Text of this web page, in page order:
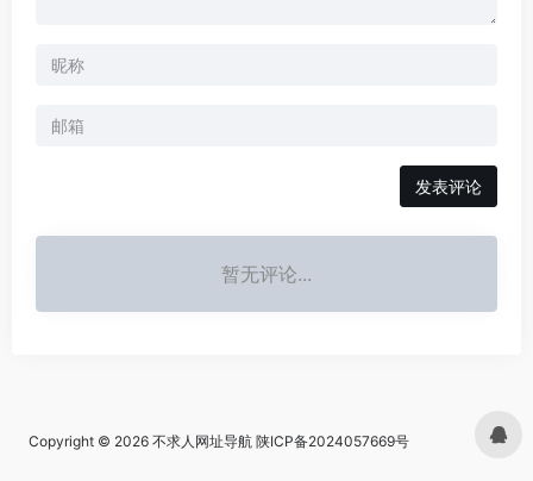
发表评论
暂无评论...
Copyright © 2026 不求人网址导航 陕ICP备2024057669号